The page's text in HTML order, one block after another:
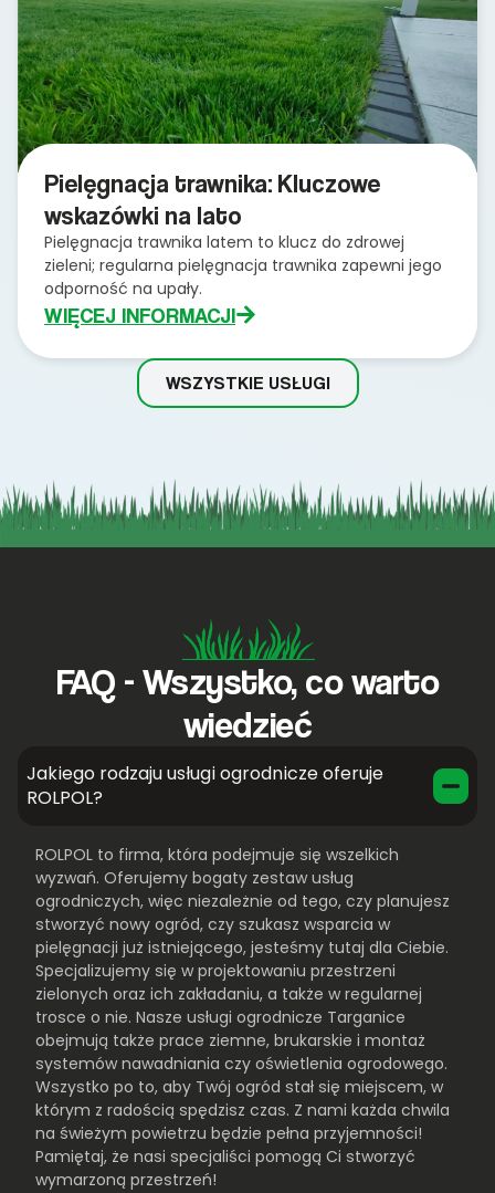
Pielęgnacja trawnika: Kluczowe
wskazówki na lato
Pielęgnacja trawnika latem to klucz do zdrowej
zieleni; regularna pielęgnacja trawnika zapewni jego
odporność na upały.
WIĘCEJ INFORMACJI
WSZYSTKIE USŁUGI
FAQ - Wszystko, co warto
wiedzieć
Jakiego rodzaju usługi ogrodnicze oferuje
ROLPOL?
ROLPOL to firma, która podejmuje się wszelkich
wyzwań. Oferujemy bogaty zestaw usług
ogrodniczych, więc niezależnie od tego, czy planujesz
stworzyć nowy ogród, czy szukasz wsparcia w
pielęgnacji już istniejącego, jesteśmy tutaj dla Ciebie.
Specjalizujemy się w projektowaniu przestrzeni
zielonych oraz ich zakładaniu, a także w regularnej
trosce o nie. Nasze usługi ogrodnicze Targanice
obejmują także prace ziemne, brukarskie i montaż
systemów nawadniania czy oświetlenia ogrodowego.
Wszystko po to, aby Twój ogród stał się miejscem, w
którym z radością spędzisz czas. Z nami każda chwila
na świeżym powietrzu będzie pełna przyjemności!
Pamiętaj, że nasi specjaliści pomogą Ci stworzyć
wymarzoną przestrzeń!